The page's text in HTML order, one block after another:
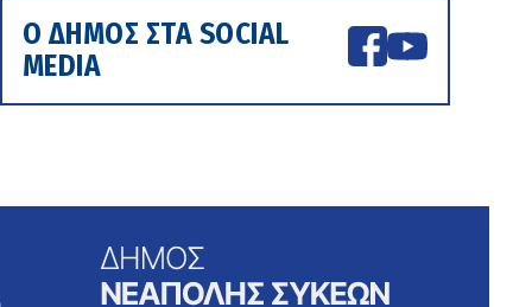
Ο ΔΗΜΟΣ ΣΤΑ SOCIAL
MEDIA